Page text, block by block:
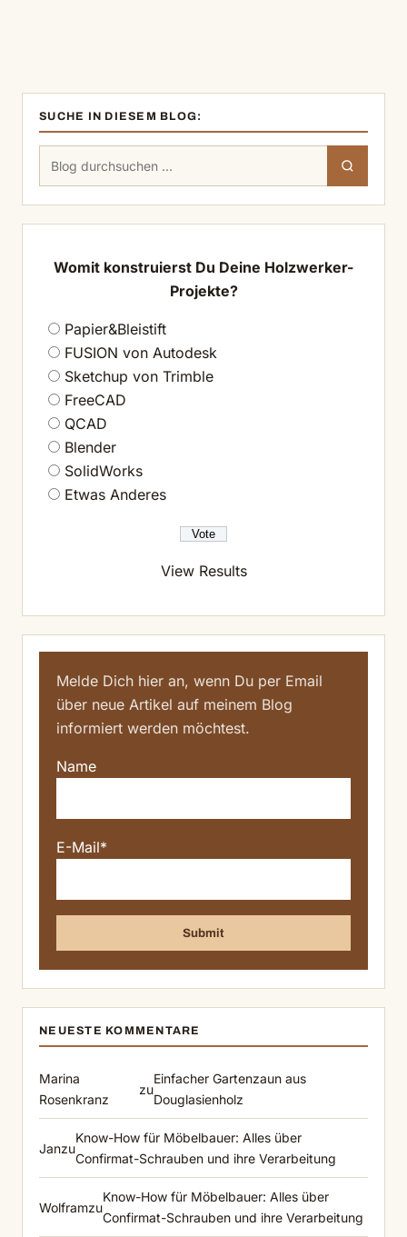
SUCHE IN DIESEM BLOG:
Suchen
Womit konstruierst Du Deine Holzwerker-
Projekte?
Papier&Bleistift
FUSION von Autodesk
Sketchup von Trimble
FreeCAD
QCAD
Blender
SolidWorks
Etwas Anderes
View Results
Melde Dich hier an, wenn Du per Email
über neue Artikel auf meinem Blog
informiert werden möchtest.
Name
E-Mail*
NEUESTE KOMMENTARE
Marina
Rosenkranz
zu
Einfacher Gartenzaun aus
Douglasienholz
Janzu
Know-How für Möbelbauer: Alles über
Confirmat-Schrauben und ihre Verarbeitung
Wolframzu
Know-How für Möbelbauer: Alles über
Confirmat-Schrauben und ihre Verarbeitung